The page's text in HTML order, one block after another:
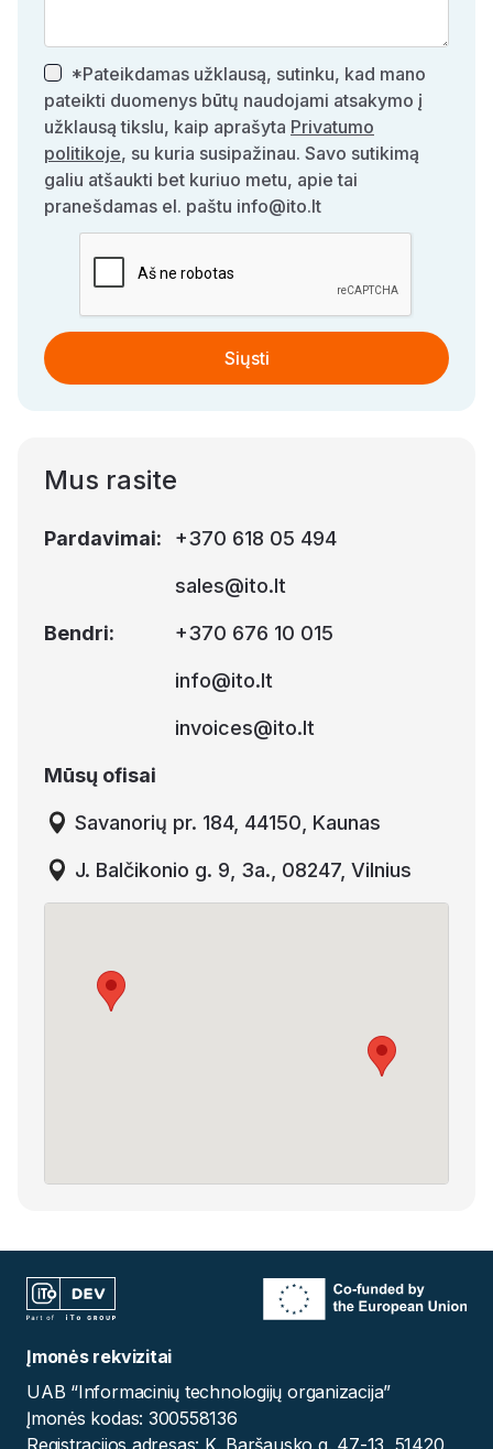
*Pateikdamas užklausą, sutinku, kad mano
pateikti duomenys būtų naudojami atsakymo į
užklausą tikslu, kaip aprašyta Privatumo
politikoje, su kuria susipažinau. Savo sutikimą
galiu atšaukti bet kuriuo metu, apie tai
pranešdamas el. paštu info@ito.lt
Siųsti
Mus rasite
Pardavimai: +370 618 05 494
sales@ito.lt
Bendri: +370 676 10 015
info@ito.lt
invoices@ito.lt
Mūsų ofisai
Savanorių pr. 184, 44150, Kaunas
J. Balčikonio g. 9, 3a., 08247, Vilnius
Įmonės rekvizitai
UAB “Informacinių technologijų organizacija”
Įmonės kodas: 300558136
Registracijos adresas: K. Baršausko g. 47-13, 51420